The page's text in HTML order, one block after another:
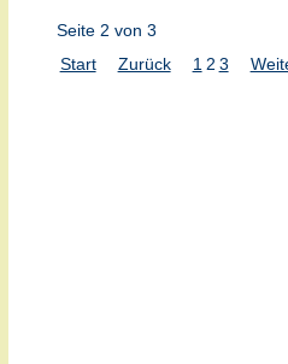
Seite 2 von 3
Start
Zurück 1 2 3